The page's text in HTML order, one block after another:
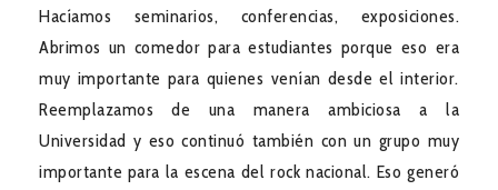
Hacíamos seminarios, conferencias, exposiciones.
Abrimos un comedor para estudiantes porque eso era
muy importante para quienes venían desde el interior.
Reemplazamos de una manera ambiciosa a la
Universidad y eso continuó también con un grupo muy
importante para la escena del rock nacional. Eso generó